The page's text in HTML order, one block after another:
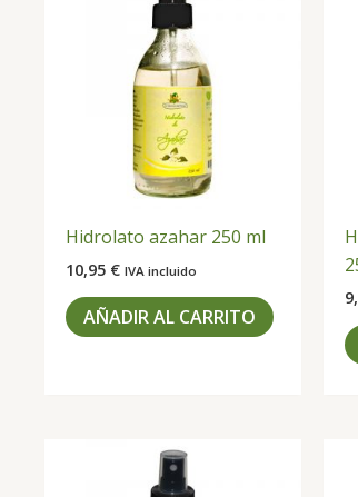
Hidrolato azahar 250 ml
10,95 € IVA incluido
AÑADIR AL CARRITO